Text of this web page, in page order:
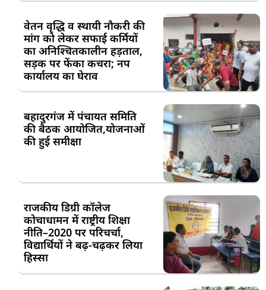
वेतन वृद्धि व स्थायी नौकरी की
मांग को लेकर सफाई कर्मियों
का अनिश्चितकालीन हड़ताल,
सड़क पर फेंका कचरा; नप
कार्यालय का घेराव
बहादुरगंज में पंचायत समिति
की बैठक आयोजित,योजनाओं
की हुई समीक्षा
राजकीय डिग्री कॉलेज
कोचाधामन में राष्ट्रीय शिक्षा
नीति–2020 पर परिचर्चा,
विद्यार्थियों ने बढ़-चढ़कर लिया
हिस्सा